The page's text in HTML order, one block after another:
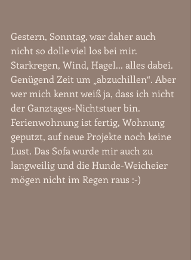
Gestern, Sonntag, war daher auch
nicht so dolle viel los bei mir.
Starkregen, Wind, Hagel... alles dabei.
Genügend Zeit um „abzuchillen“. Aber
wer mich kennt weiß ja, dass ich nicht
der Ganztages-Nichtstuer bin.
Ferienwohnung ist fertig, Wohnung
geputzt, auf neue Projekte noch keine
Lust. Das Sofa wurde mir auch zu
langweilig und die Hunde-Weicheier
mögen nicht im Regen raus :-)